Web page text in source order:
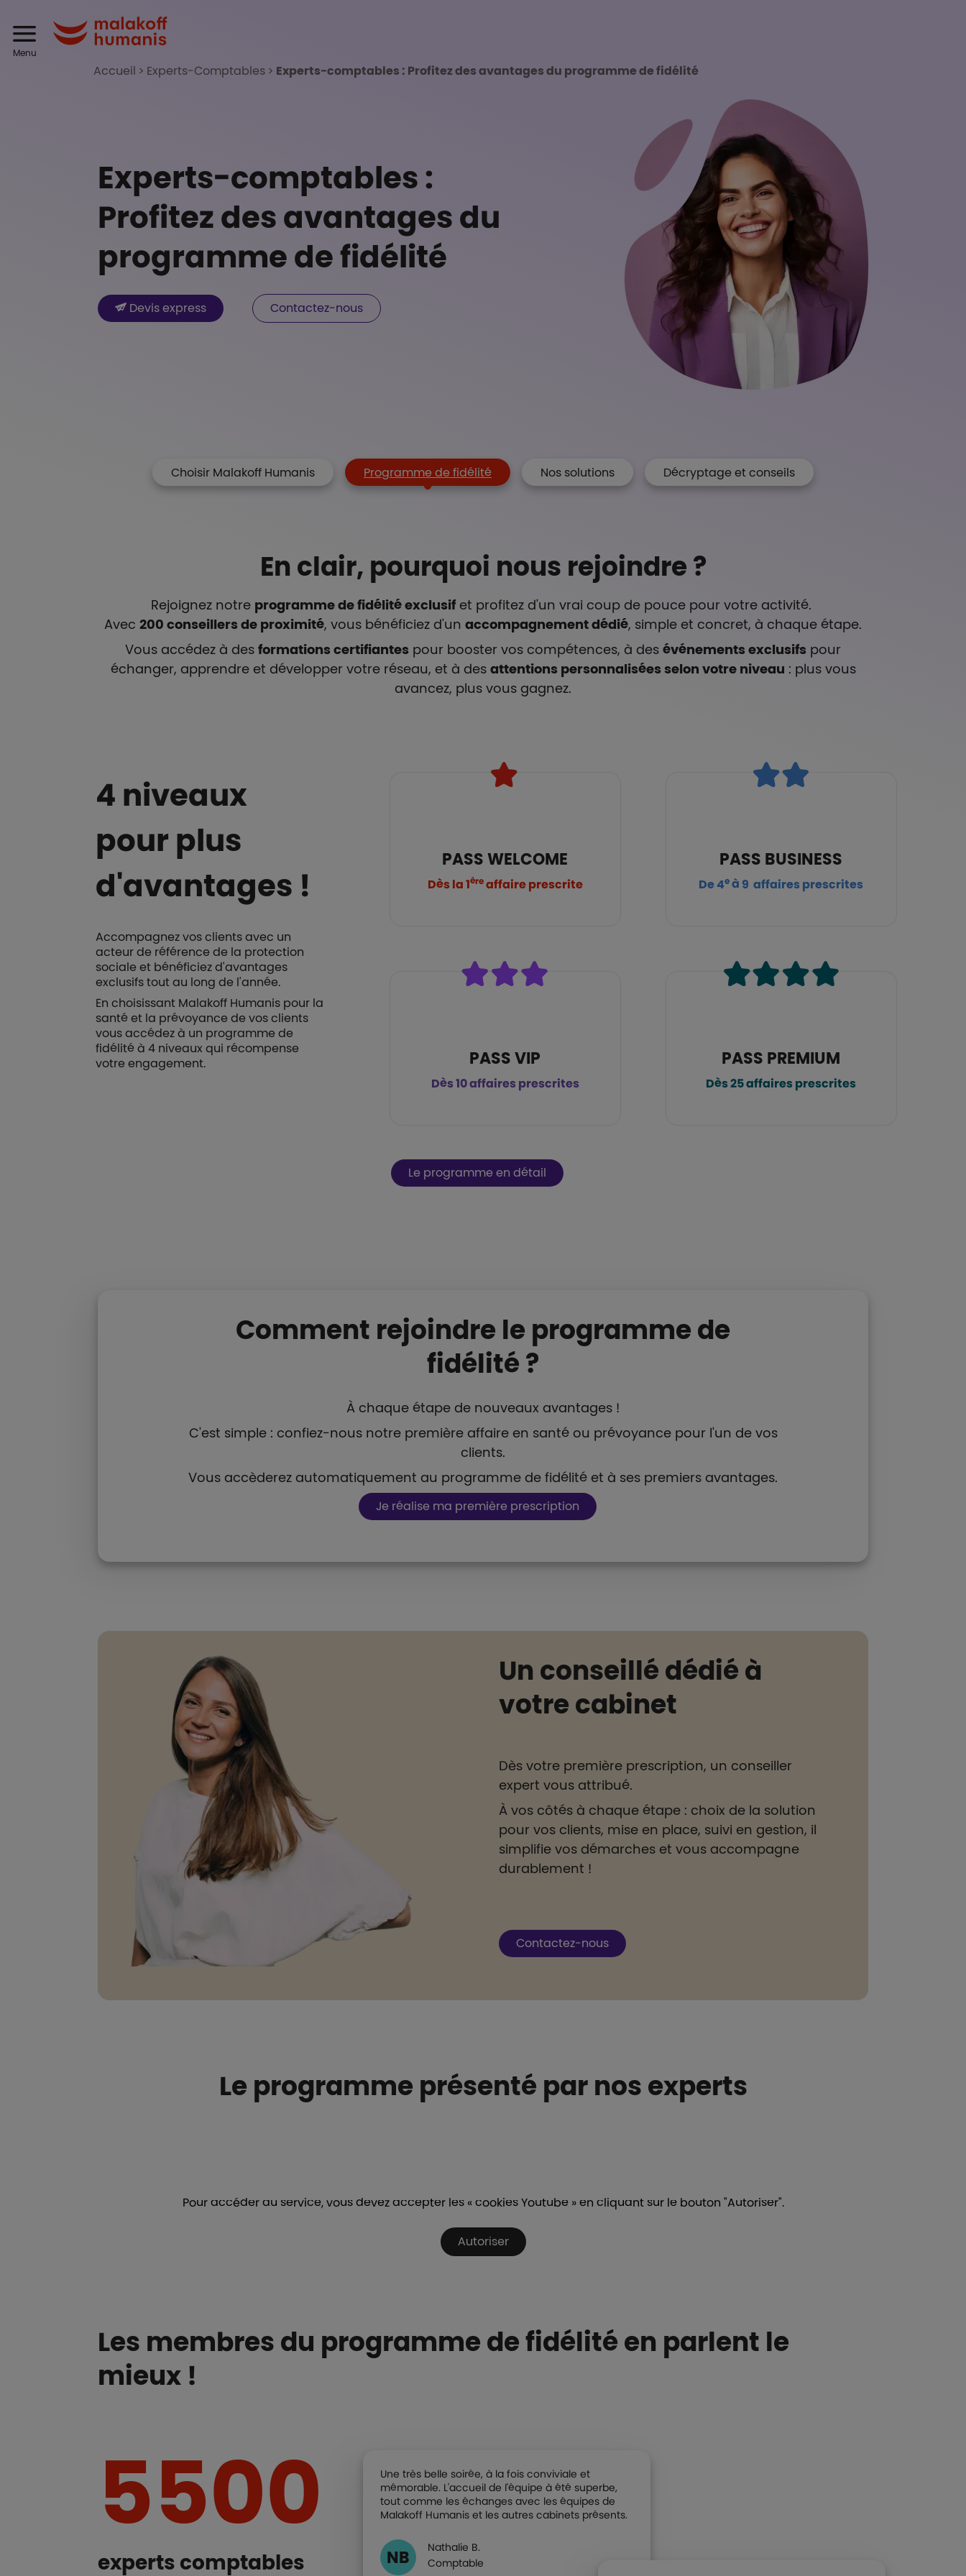
Header
Menu Malakoff Humanis Accueil
Accueil Experts-Comptables Experts-comptables : Profitez des avantages du programme de fidélité
Experts-comptables :
Profitez des avantages du
programme de fidélité
Boutons et liens
Devis express Contactez-nous
Liste de contenus
Types de paragraphesChoisir Malakoff Humanis Programme de fidélité Nos solutions Décryptage et conseils
En clair, pourquoi nous rejoindre ?
Rejoignez notre programme de fidélité exclusif et profitez d'un vrai coup de pouce pour votre activité.
Avec 200 conseillers de proximité, vous bénéficiez d'un accompagnement dédié, simple et concret, à chaque étape.
Vous accédez à des formations certifiantes pour booster vos compétences, à des événements exclusifs pour
échanger, apprendre et développer votre réseau, et à des attentions personnalisées selon votre niveau : plus vous
avancez, plus vous gagnez.
4 niveaux
pour plus
d'avantages !
Accompagnez vos clients avec un
acteur de référence de la protection
sociale et bénéficiez d'avantages
exclusifs tout au long de l'année.
En choisissant Malakoff Humanis pour la
santé et la prévoyance de vos clients
vous accédez à un programme de
fidélité à 4 niveaux qui récompense
votre engagement.
PASS WELCOME
Dès la 1èreaffaire prescrite
PASS BUSINESS
De 4eà 9 affaires prescrites
PASS VIP
Dès 10 affaires prescrites
PASS PREMIUM
Dès 25 affaires prescrites
Le programme en détail
Comment rejoindre le programme de
fidélité ?
À chaque étape de nouveaux avantages !
C'est simple : confiez-nous notre première affaire en santé ou prévoyance pour l'un de vos
clients.
Vous accèderez automatiquement au programme de fidélité et à ses premiers avantages.
Boutons et liens
Je réalise ma première prescription
Un conseillé dédié à
votre cabinet
Dès votre première prescription, un conseiller
expert vous attribué.
À vos côtés à chaque étape : choix de la solution
pour vos clients, mise en place, suivi en gestion, il
simplifie vos démarches et vous accompagne
durablement !
Boutons et liens
Contactez-nous
Le programme présenté par nos experts
Pour accéder au service, vous devez accepter les « cookies Youtube » en cliquant sur le bouton "Autoriser".
Autoriser
Les membres du programme de fidélité en parlent le
mieux !
5500
experts comptables
Une très belle soirée, à la fois conviviale et
mémorable. L'accueil de l'équipe à été superbe,
tout comme les échanges avec les équipes de
Malakoff Humanis et les autres cabinets présents.
NB
Nathalie B.
Comptable